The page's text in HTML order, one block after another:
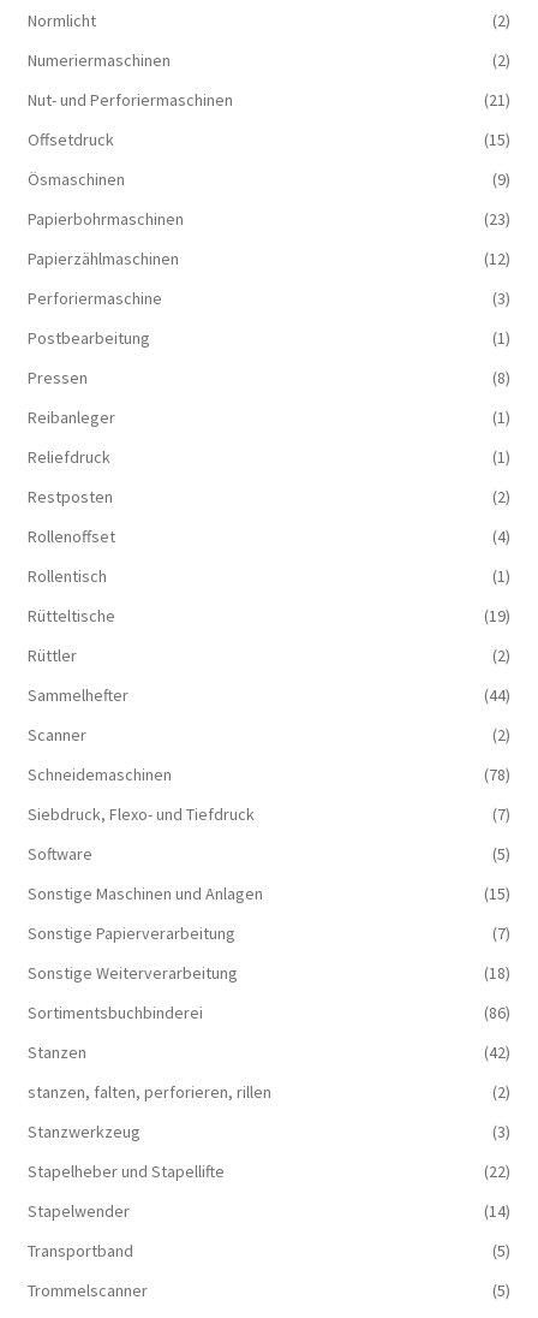
Normlicht
(2)
Numeriermaschinen
(2)
Nut- und Perforiermaschinen
(21)
Offsetdruck
(15)
Ösmaschinen
(9)
Papierbohrmaschinen
(23)
Papierzählmaschinen
(12)
Perforiermaschine
(3)
Postbearbeitung
(1)
Pressen
(8)
Reibanleger
(1)
Reliefdruck
(1)
Restposten
(2)
Rollenoffset
(4)
Rollentisch
(1)
Rütteltische
(19)
Rüttler
(2)
Sammelhefter
(44)
Scanner
(2)
Schneidemaschinen
(78)
Siebdruck, Flexo- und Tiefdruck
(7)
Software
(5)
Sonstige Maschinen und Anlagen
(15)
Sonstige Papierverarbeitung
(7)
Sonstige Weiterverarbeitung
(18)
Sortimentsbuchbinderei
(86)
Stanzen
(42)
stanzen, falten, perforieren, rillen
(2)
Stanzwerkzeug
(3)
Stapelheber und Stapellifte
(22)
Stapelwender
(14)
Transportband
(5)
Trommelscanner
(5)